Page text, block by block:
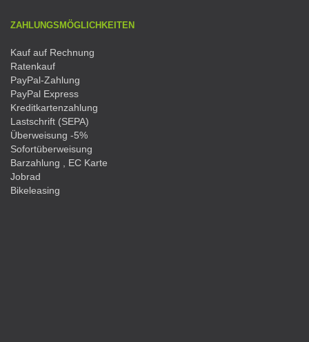
ZAHLUNGSMÖGLICHKEITEN
Kauf auf Rechnung
Ratenkauf
PayPal-Zahlung
PayPal Express
Kreditkartenzahlung
Lastschrift (SEPA)
Überweisung -5%
Sofortüberweisung
Barzahlung , EC Karte
Jobrad
Bikeleasing